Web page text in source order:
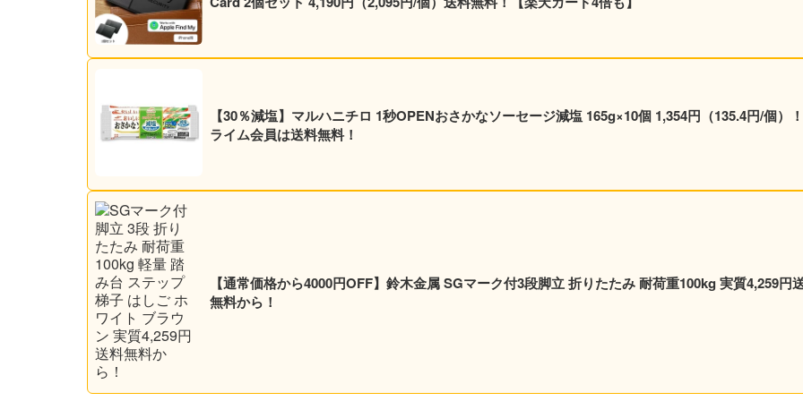
【30％減塩】マルハニチロ 1秒OPENおさかなソーセージ減塩 165g×10個 1,354円（135.4円/個）
ライム会員は送料無料！
【通常価格から4000円OFF】鈴木金属 SGマーク付3段脚立 折りたたみ 耐荷重100kg 実質4,259円
無料から！